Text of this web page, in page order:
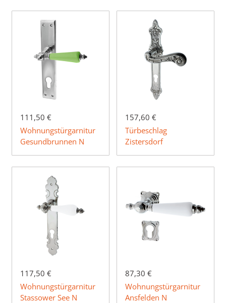
111,50 €
Wohnungstürgarnitur
Gesundbrunnen N
157,60 €
Türbeschlag
Zistersdorf
117,50 €
Wohnungstürgarnitur
Stassower See N
87,30 €
Wohnungstürgarnitur
Ansfelden N